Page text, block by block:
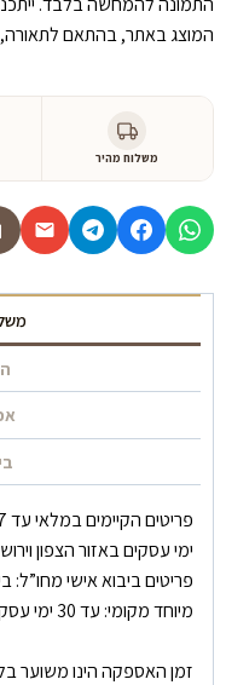
המוצג באתר, בהתאם לתאורה,
משלוח מהיר
ימי עסקים באזור הצפון
מיוחד מקומי: עד 30 ימי עסקים.
זמן האספקה הינו משוער